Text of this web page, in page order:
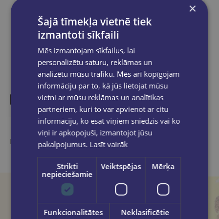
Dalies sociālajos tīklos:
Līdzīgas preces
Ieskaties, varbūt noder
×
Šajā tīmekļa vietnē tiek
izmantoti sīkfaili
Mēs izmantojam sīkfailus, lai
personalizētu saturu, reklāmas un
analizētu mūsu trafiku. Mēs arī kopīgojam
informāciju par to, kā jūs lietojat mūsu
vietni ar mūsu reklāmas un analītikas
partneriem, kuri to var apvienot ar citu
informāciju, ko esat viņiem sniedzis vai ko
viņi ir apkopojuši, izmantojot jūsu
pakalpojumus. Lasīt vairāk
Strikti
nepieciešamie
Veiktspējas Mērķa
Funkcionalitātes Neklasificētie